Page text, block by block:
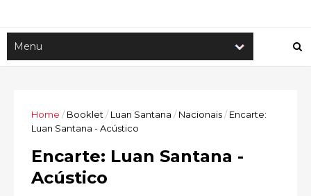
Home / Booklet / Luan Santana / Nacionais/ Encarte:
Luan Santana - Acústico
Encarte: Luan Santana -
Acústico